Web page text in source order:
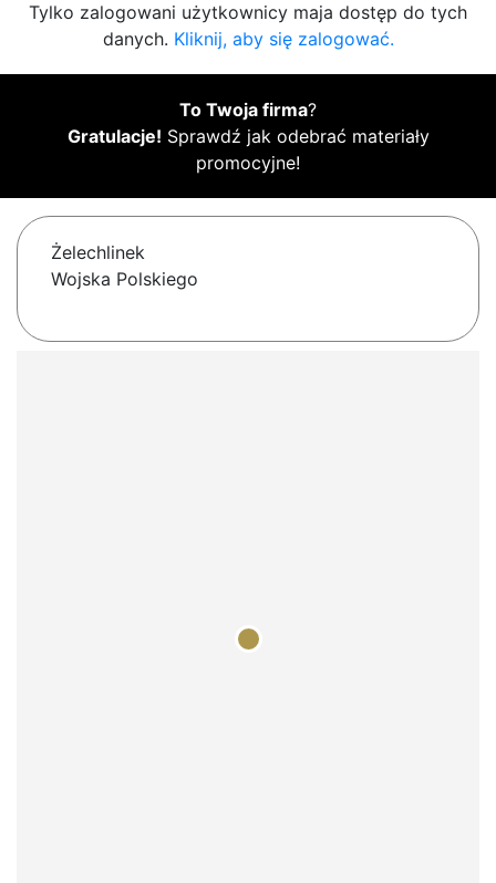
Tylko zalogowani użytkownicy maja dostęp do tych
danych. Kliknij, aby się zalogować.
To Twoja firma?
Gratulacje! Sprawdź jak odebrać materiały
promocyjne!
Żelechlinek
Wojska Polskiego